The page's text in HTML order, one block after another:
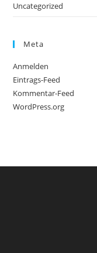
Uncategorized
Meta
Anmelden
Eintrags-Feed
Kommentar-Feed
WordPress.org